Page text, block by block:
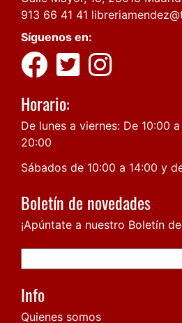
913 66 41 41
Síguenos en:
Horario:
De lunes a viernes: De 10:00
20:00
Sábados de 10:00 a 14:00 y
Boletín de novedades
¡Apúntate a nuestro Boletín
Info
Quienes somos